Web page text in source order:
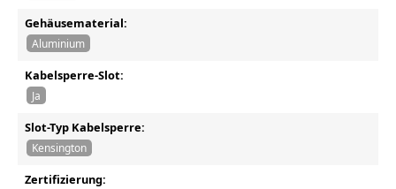
Gehäusematerial:
Aluminium
Kabelsperre-Slot:
Ja
Slot-Typ Kabelsperre:
Kensington
Zertifizierung: